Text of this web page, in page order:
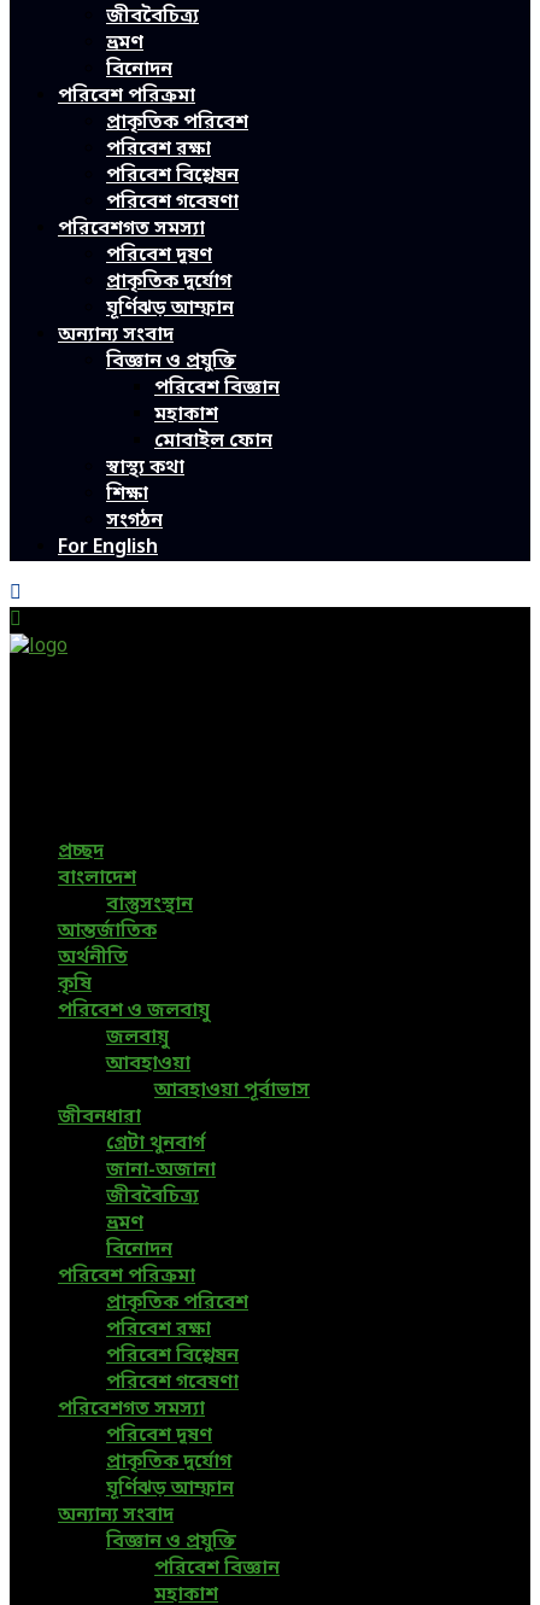
জীববৈচিত্র্য
ভ্রমণ
বিনোদন
পরিবেশ পরিক্রমা
প্রাকৃতিক পরিবেশ
পরিবেশ রক্ষা
পরিবেশ বিশ্লেষন
পরিবেশ গবেষণা
পরিবেশগত সমস্যা
পরিবেশ দূষণ
প্রাকৃতিক দুর্যোগ
ঘূর্ণিঝড় আম্ফান
অন্যান্য সংবাদ
বিজ্ঞান ও প্রযুক্তি
পরিবেশ বিজ্ঞান
মহাকাশ
মোবাইল ফোন
স্বাস্থ্য কথা
শিক্ষা
সংগঠন
For English
প্রচ্ছদ
বাংলাদেশ
বাস্তুসংস্থান
আন্তর্জাতিক
অর্থনীতি
কৃষি
পরিবেশ ও জলবায়ু
জলবায়ু
আবহাওয়া
আবহাওয়া পূর্বাভাস
জীবনধারা
গ্রেটা থুনবার্গ
জানা-অজানা
জীববৈচিত্র্য
ভ্রমণ
বিনোদন
পরিবেশ পরিক্রমা
প্রাকৃতিক পরিবেশ
পরিবেশ রক্ষা
পরিবেশ বিশ্লেষন
পরিবেশ গবেষণা
পরিবেশগত সমস্যা
পরিবেশ দূষণ
প্রাকৃতিক দুর্যোগ
ঘূর্ণিঝড় আম্ফান
অন্যান্য সংবাদ
বিজ্ঞান ও প্রযুক্তি
পরিবেশ বিজ্ঞান
মহাকাশ